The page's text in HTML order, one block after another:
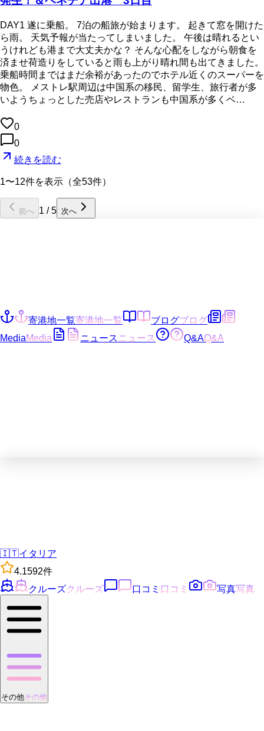
DAY1 遂に乗船。 7泊の船旅が始まります。 起きて窓を開けた
ら雨。 天気予報が当たってしまいました。 午後は晴れるとい
うけれども港まで大丈夫かな？ そんな心配をしながら朝食を
済ませ荷造りをしていると雨も上がり晴れ間も出てきました。
乗船時間まではまだ余裕があったのでホテル近くのスーパーを
物色。 メストレ駅周辺は中国系の移民、留学生、旅行者が多
いようちょっとした売店やレストランも中国系が多くベ…
0
0
続きを読む
1〜12件を表示（全53件）
前へ 1 /5 次へ
寄港地一覧寄港地一覧 ブログブログ
MediaMedia ニュース ニュース Q&AQ&A
🇮🇹イタリア
4.1592件
クルーズクルーズ 口コミ 口コミ 写真写真
その他その他